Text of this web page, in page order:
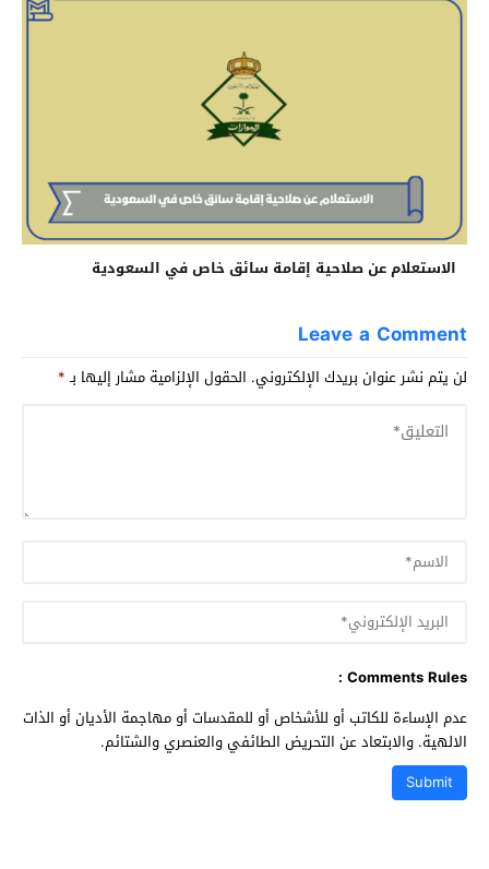
الاستعلام عن صلاحية إقامة سائق خاص في السعودية
Leave a Comment
لن يتم نشر عنوان بريدك الإلكتروني. الحقول الإلزامية مشار إليها بـ*
Comments Rules :
عدم الإساءة للكاتب أو للأشخاص أو للمقدسات أو مهاجمة الأديان أو الذات
الالهية. والابتعاد عن التحريض الطائفي والعنصري والشتائم.